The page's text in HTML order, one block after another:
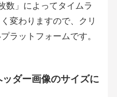
数」によってタイムラ
変わりますので、クリ
ラットフォームです。
ダー画像のサイズに